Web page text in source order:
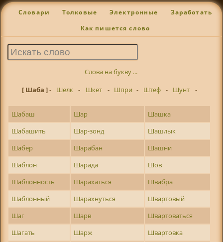
Словари Толковые Электронные Заработать
Как пишется слово
Слова на букву ...
[ Шаба ]- Шелк - Шкет - Шпри - Штеф - Шунт -
Шабаш Шар
Шашка
Шабашить
Шар-зонд
Шашлык
Шабер
Шарабан
Шашни
Шаблон
Шарада
Шов
Шаблонность
Шарахаться
Швабра
Шаблонный
Шарахнуться
Швартовый
Шаг
Шарв
Швартоваться
Шагать
Шарж
Швартовка